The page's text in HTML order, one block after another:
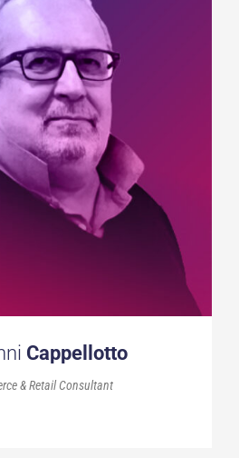
Cappellotto
& Retail Consultant